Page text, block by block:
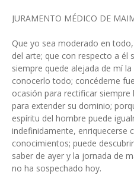
JURAMENTO MÉDICO DE
Que yo sea moderado en
del arte; que con respecto a él
siempre quede alejada de mí
conocerlo todo; concédeme
ocasión para rectificar
para extender su dominio;
espíritu del hombre puede
indefinidamente, enriquecerse
conocimientos; puede
saber de ayer y la jornada de
no ha sospechado hoy.